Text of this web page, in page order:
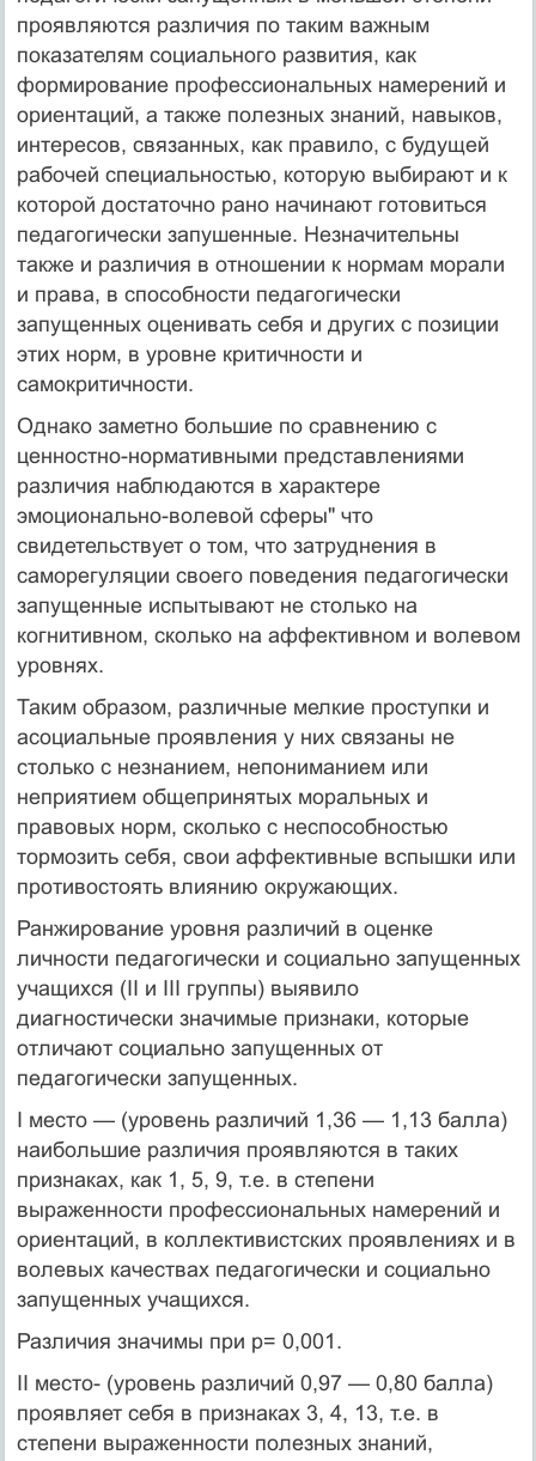
проявляются различия по таким важным
показателям социального развития, как
формирование профессиональных намерений и
ориентаций, а также полезных знаний, навыков,
интересов, связанных, как правило, с будущей
рабочей специальностью, которую выбирают и к
которой достаточно рано начинают готовиться
педагогически запушенные. Незначительны
также и различия в отношении к нормам морали
и права, в способности педагогически
запущенных оценивать себя и других с позиции
этих норм, в уровне критичности и
самокритичности.
Однако заметно большие по сравнению с
ценностно-нормативными представлениями
различия наблюдаются в характере
эмоционально-волевой сферы" что
свидетельствует о том, что затруднения в
саморегуляции своего поведения педагогически
запущенные испытывают не столько на
когнитивном, сколько на аффективном и волевом
уровнях.
Таким образом, различные мелкие проступки и
асоциальные проявления у них связаны не
столько с незнанием, непониманием или
неприятием общепринятых моральных и
правовых норм, сколько с неспособностью
тормозить себя, свои аффективные вспышки или
противостоять влиянию окружающих.
Ранжирование уровня различий в оценке
личности педагогически и социально запущенных
учащихся (II и III группы) выявило
диагностически значимые признаки, которые
отличают социально запущенных от
педагогически запущенных.
I место — (уровень различий 1,36 — 1,13 балла)
наибольшие различия проявляются в таких
признаках, как 1, 5, 9, т.е. в степени
выраженности профессиональных намерений и
ориентаций, в коллективистских проявлениях и в
волевых качествах педагогически и социально
запущенных учащихся.
Различия значимы при р= 0,001.
II место- (уровень различий 0,97 — 0,80 балла)
проявляет себя в признаках 3, 4, 13, т.е. в
степени выраженности полезных знаний,